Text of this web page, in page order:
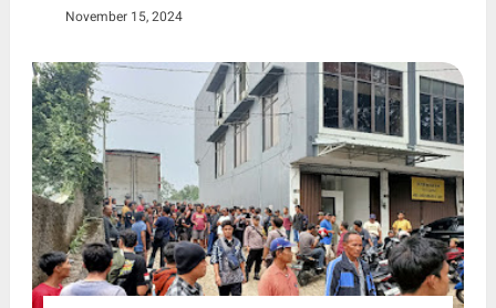
November 15, 2024